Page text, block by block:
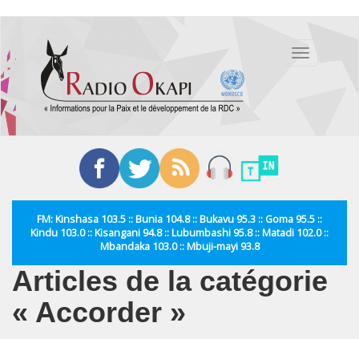
contenu
principal
Toggle
FM: Kinshasa 103.5 :: Bunia 104.8 :: Bukavu 95.3 :: Goma 95.5 ::
Kindu 103.0 :: Kisangani 94.8 :: Lubumbashi 95.8 :: Matadi 102.0 ::
Mbandaka 103.0 :: Mbuji-mayi 93.8
Articles de la catégorie
« Accorder »